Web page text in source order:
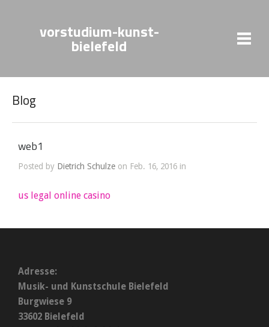
vorstudium-kunst-
bielefeld
Blog
web1
Posted by Dietrich Schulze on Feb. 16, 2016 in
us legal online casino
Adresse:
Musik- und Kunstschule Bielefeld
Burgwiese 9
33602 Bielefeld